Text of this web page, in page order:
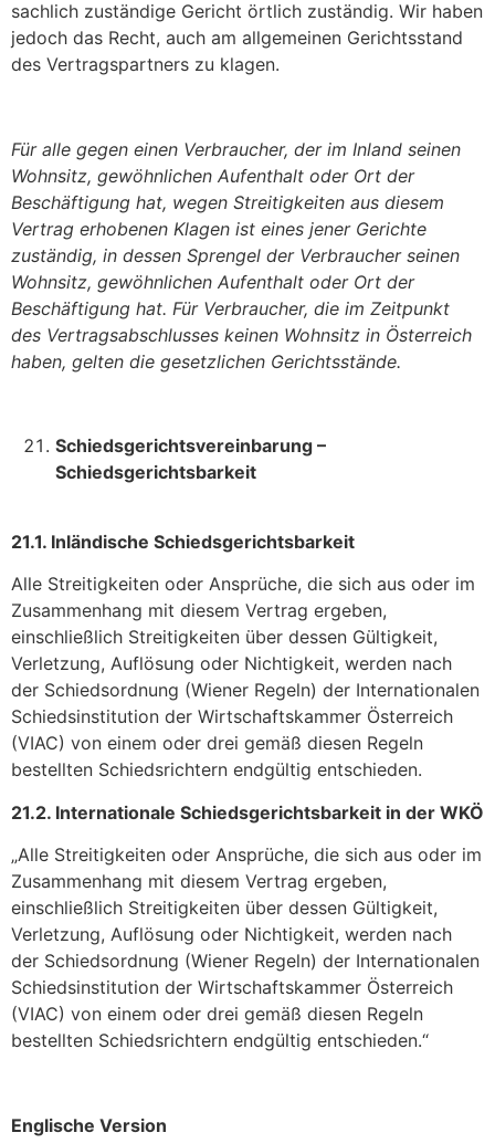
sachlich zuständige Gericht örtlich zuständig. Wir haben
jedoch das Recht, auch am allgemeinen Gerichtsstand
des Vertragspartners zu klagen.
Für alle gegen einen Verbraucher, der im Inland seinen
Wohnsitz, gewöhnlichen Aufenthalt oder Ort der
Beschäftigung hat, wegen Streitigkeiten aus diesem
Vertrag erhobenen Klagen ist eines jener Gerichte
zuständig, in dessen Sprengel der Verbraucher seinen
Wohnsitz, gewöhnlichen Aufenthalt oder Ort der
Beschäftigung hat. Für Verbraucher, die im Zeitpunkt
des Vertragsabschlusses keinen Wohnsitz in Österreich
haben, gelten die gesetzlichen Gerichtsstände.
Schiedsgerichtsvereinbarung –
Schiedsgerichtsbarkeit
21.1. Inländische Schiedsgerichtsbarkeit
Alle Streitigkeiten oder Ansprüche, die sich aus oder im
Zusammenhang mit diesem Vertrag ergeben,
einschließlich Streitigkeiten über dessen Gültigkeit,
Verletzung, Auflösung oder Nichtigkeit, werden nach
der Schiedsordnung (Wiener Regeln) der Internationalen
Schiedsinstitution der Wirtschaftskammer Österreich
(VIAC) von einem oder drei gemäß diesen Regeln
bestellten Schiedsrichtern endgültig entschieden.
21.2. Internationale Schiedsgerichtsbarkeit in der WKÖ
„Alle Streitigkeiten oder Ansprüche, die sich aus oder im
Zusammenhang mit diesem Vertrag ergeben,
einschließlich Streitigkeiten über dessen Gültigkeit,
Verletzung, Auflösung oder Nichtigkeit, werden nach
der Schiedsordnung (Wiener Regeln) der Internationalen
Schiedsinstitution der Wirtschaftskammer Österreich
(VIAC) von einem oder drei gemäß diesen Regeln
bestellten Schiedsrichtern endgültig entschieden.“
Englische Version